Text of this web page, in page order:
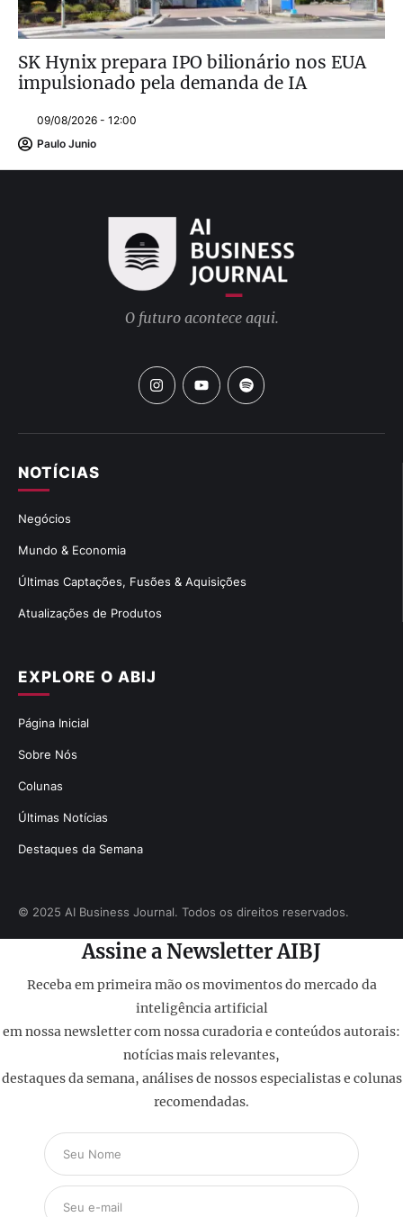
SK Hynix prepara IPO bilionário nos EUA
impulsionado pela demanda de IA
09/08/2026 - 12:00
Paulo Junio
EXPLORE O ABIJ
Página Inicial
Sobre Nós
Colunas
Últimas Notícias
Destaques da Semana
NOTÍCIAS
Negócios
Mundo & Economia
Últimas Captações, Fusões & Aquisições
Atualizações de Produtos
O futuro acontece aqui.
© 2025 AI Business Journal. Todos os direitos reservados.
Assine a Newsletter AIBJ
Receba em primeira mão os movimentos do mercado da
inteligência artificial
em nossa newsletter com nossa curadoria e conteúdos autorais:
notícias mais relevantes,
destaques da semana, análises de nossos especialistas e colunas
recomendadas.